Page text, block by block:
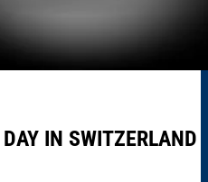
IN SWITZERLAND